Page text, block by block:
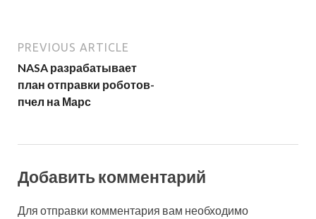
PREVIOUS ARTICLE
NASA разрабатывает
план отправки роботов-
пчел на Марс
Добавить комментарий
Для отправки комментария вам необходимо